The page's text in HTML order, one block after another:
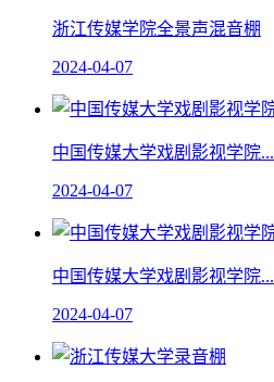
浙江传媒学院全景声混音棚
2024-04-07
中国传媒大学戏剧影视学院...
2024-04-07
中国传媒大学戏剧影视学院...
2024-04-07